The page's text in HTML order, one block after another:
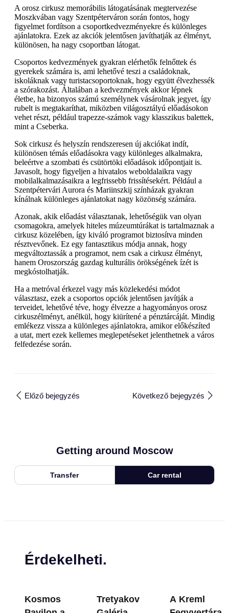
A orosz cirkusz memorábilis látogatásának megtervezése
Moszkvában vagy Szentpéterváron során fontos, hogy
figyelmet fordítson a csoportkedvezményekre és különleges
ajánlatokra. Ezek az akciók jelentősen javíthatják az élményt,
különösen, ha nagy csoportban látogat.
Csoportos kedvezmények gyakran elérhetők felnőttek és
gyerekek számára is, ami lehetővé teszi a családoknak,
iskoláknak vagy turistacsoportoknak, hogy együtt élvezhessék
a szórakozást. Általában a kedvezmények akkor lépnek
életbe, ha bizonyos számú személynek vásárolnak jegyet, így
rubelt is megtakaríthat, miközben világosztályú előadásokon
vehet részt, például trapezze-számok vagy klasszikus balettek,
mint a Cseberka.
Sok cirkusz és helyszín rendszeresen új akciókat indít,
különösen témás előadásokra vagy különleges alkalmakra,
beleértve a szombati és csütörtöki előadások időpontjait is.
Javasolt, hogy figyeljen a hivatalos weboldalaikra vagy
mobilalkalmazásaikra a legfrissebb frissítésekért. Például a
Szentpétervári Aurora és Mariinszkij színházak gyakran
kínálnak különleges ajánlatokat nagy közönség számára.
Azonak, akik előadást választanak, lehetőségük van olyan
csomagokra, amelyek hiteles múzeumtúrákat is tartalmaznak a
cirkusz közelében, így kiváló programot biztosítva minden
résztvevőnek. Ez egy fantasztikus módja annak, hogy
megváltoztassák a programot, nem csak a cirkusz élményt,
hanem Oroszország gazdag kulturális örökségének ízét is
megkóstolhatják.
Ha a metróval érkezel vagy más közlekedési módot
választasz, ezek a csoportos opciók jelentősen javítják a
terveidet, lehetővé téve, hogy élvezze a hagyományos orosz
cirkuszélményt, anélkül, hogy kiürítené a pénztárcáját. Mindig
emlékezz vissza a különleges ajánlatokra, amikor előkészíted
a utat, mert ezek kellemes meglepetéseket jelenthetnek a város
felfedezése során.
Előző bejegyzés Következő bejegyzés
Getting around Moscow
Transfer Car rental
Érdekelheti.
Kosmos
Tretyakov
A Kreml